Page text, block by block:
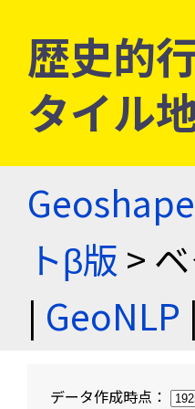
歴史的
タイル
トβ版 >
| GeoNLP |
データ作成時点：